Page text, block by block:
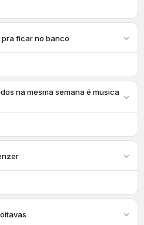
pra ficar no banco
na mesma semana é musica